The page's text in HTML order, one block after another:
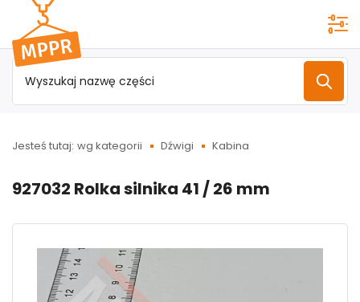
Przejdź do
menu
głównego
Jesteś tutaj: wg kategorii Dźwigi Kabina
927032 Rolka silnika 41 / 26 mm